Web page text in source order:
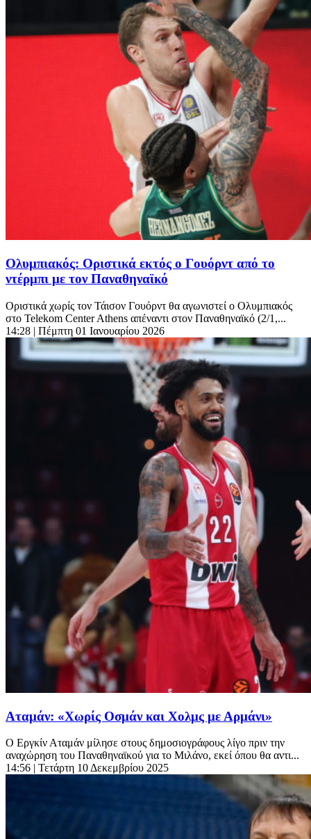
Ολυμπιακός: Οριστικά εκτός ο Γουόρντ από το
ντέρμπι με τον Παναθηναϊκό
Οριστικά χωρίς τον Τάισον Γουόρντ θα αγωνιστεί ο Ολυμπιακός
στο Telekom Center Athens απέναντι στον Παναθηναϊκό (2/1,...
14:28 | Πέμπτη 01 Ιανουαρίου 2026
Αταμάν: «Χωρίς Οσμάν και Χολμς με Αρμάνι»
Ο Εργκίν Αταμάν μίλησε στους δημοσιογράφους λίγο πριν την
αναχώρηση του Παναθηναϊκού για το Μιλάνο, εκεί όπου θα αντι...
14:56 | Τετάρτη 10 Δεκεμβρίου 2025